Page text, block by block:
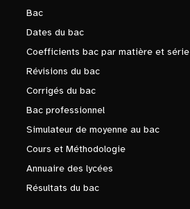
Bac
Dates du bac
Coefficients bac par matière et série
Révisions du bac
Corrigés du bac
Bac professionnel
Simulateur de moyenne au bac
Cours et Méthodologie
Annuaire des lycées
Résultats du bac